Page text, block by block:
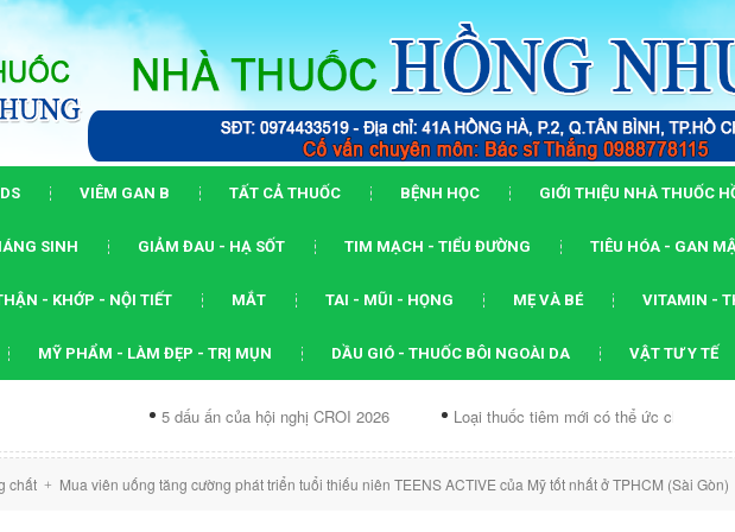
VIÊM GAN B TẤT CẢ THUỐC BỆNH HỌC GIỚI THIỆU NHÀ THUỐC
SINH GIẢM ĐAU - HẠ SỐT TIM MẠCH - TIỂU ĐƯỜNG TIÊU HÓA - GAN
- KHỚP - NỘI TIẾT MẮT TAI - MŨI - HỌNG MẸ VÀ BÉ VITAMIN -
MỸ PHẨM - LÀM ĐẸP - TRỊ MỤN DẦU GIÓ - THUỐC BÔI NGOÀI DA VẬT TƯ Y TẾ
5 dấu ấn của hội nghị CROI 2026 Loại thuốc tiêm mới có thể ức chế... Dạng
chất + Mua viên uống tăng cường phát triển tuổi thiếu niên TEENS ACTIVE của Mỹ tốt nhất ở TPHCM (Sài Gòn)